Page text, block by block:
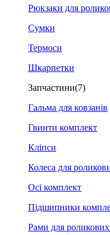
Рюкзаки для
Сумки
Термоси
Шкарпетки
Запчастини(7)
Гальма для ковзанів
Гвинти комплект
Кліпси
Колеса для
Осі комплект
Підшипники
Рами для роликових